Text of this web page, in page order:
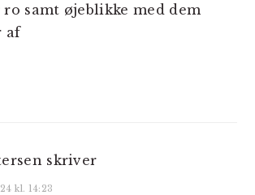
samt øjeblikke med dem
af
skriver
kl. 14:23